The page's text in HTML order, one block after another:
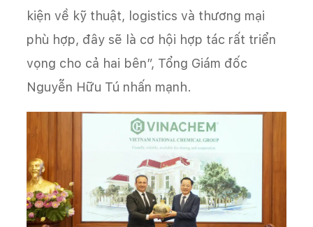
kiện về kỹ thuật, logistics và thương mại
phù hợp, đây sẽ là cơ hội hợp tác rất triển
vọng cho cả hai bên”, Tổng Giám đốc
Nguyễn Hữu Tú nhấn mạnh.